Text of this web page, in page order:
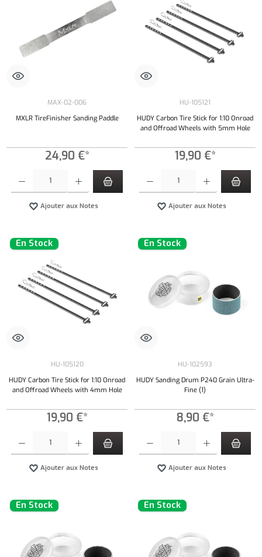
MAX-02-006
MXLR TireFinisher Sanding Paddle
24,90 €*
Ajouter aux Notes
HU-105121
HUDY Carbon Tire Stick for 1:10 Onroad
and Offroad Wheels with 5mm Hole
19,90 €*
Ajouter aux Notes
En Stock
HU-105120
HUDY Carbon Tire Stick for 1:10 Onroad
and Offroad Wheels with 4mm Hole
19,90 €*
Ajouter aux Notes
En Stock
HU-102593
HUDY Sanding Drum P240 Grain Ultra-
Fine (1)
8,90 €*
Ajouter aux Notes
En Stock En Stock